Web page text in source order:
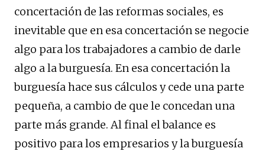
concertación de las reformas sociales, es
inevitable que en esa concertación se negocie
algo para los trabajadores a cambio de darle
algo a la burguesía. En esa concertación la
burguesía hace sus cálculos y cede una parte
pequeña, a cambio de que le concedan una
parte más grande. Al final el balance es
positivo para los empresarios y la burguesía